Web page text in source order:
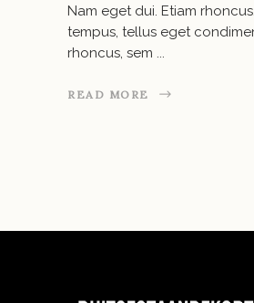
Nam eget dui. Etiam
tempus, tellus eget
rhoncus, sem
READ MORE